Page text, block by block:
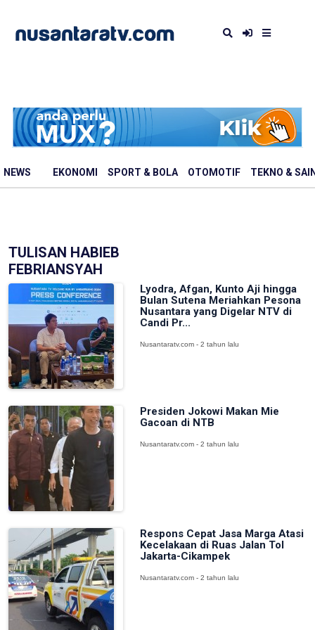
NEWS EKONOMI SPORT & BOLA OTOMOTIF TEKNO &
TULISAN HABIEB
FEBRIANSYAH
Lyodra, Afgan, Kunto Aji hingga
Bulan Sutena Meriahkan Pesona
Nusantara yang Digelar NTV di
Candi Pr...
Nusantaratv.com - 2 tahun lalu
Presiden Jokowi Makan Mie
Gacoan di NTB
Nusantaratv.com - 2 tahun lalu
Respons Cepat Jasa Marga Atasi
Kecelakaan di Ruas Jalan Tol
Jakarta-Cikampek
Nusantaratv.com - 2 tahun lalu